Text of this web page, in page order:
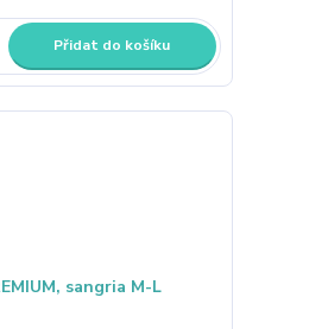
Přidat do košíku